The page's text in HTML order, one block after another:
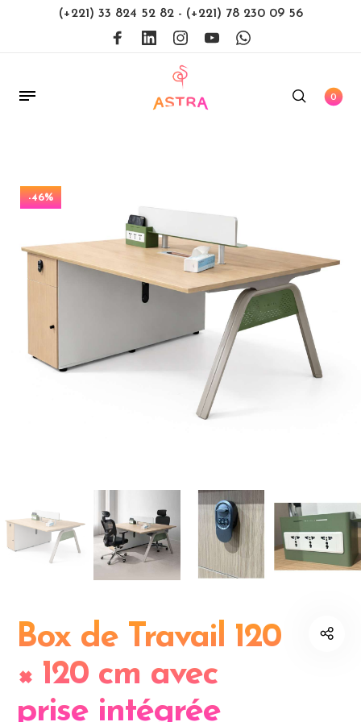
(+221) 33 824 52 82 - (+221) 78 230 09 56
0
-46%
Box de Travail 120
× 120 cm avec
prise intégrée